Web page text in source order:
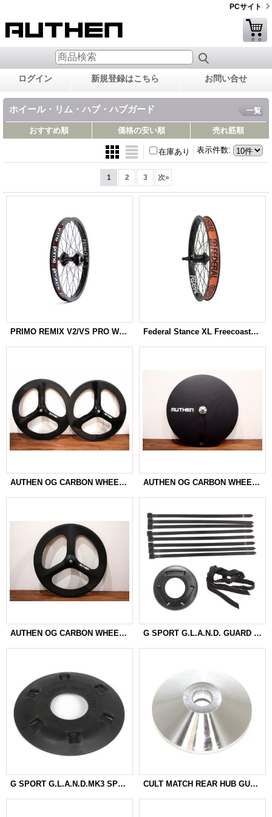
PCサイト
ログイン 新規登録はこちら お問い合せ
ホイール・リム・ハブ・ハブガード 一覧
おすすめ順 価格の安い順 売れ筋順
表示件数:
在庫あり
1 2 3 次»
PRIMO REMIX V2/VS PRO WHEEL Federal Stance XL Freecoaster Wheel
AUTHEN OG CARBON WHEEL 700c 「3BATONS」 AUTHEN OG CARBON WHEEL 700c 「DISC」
AUTHEN OG CARBON WHEEL 700c 「3BATONS」 G SPORT G.L.A.N.D. GUARD MK IV
G SPORT G.L.A.N.D.MK3 SPOKE GUARD CULT MATCH REAR HUB GUARD